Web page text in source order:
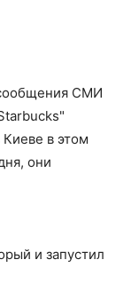
сообщения СМИ
Киеве в этом
они
и запустил